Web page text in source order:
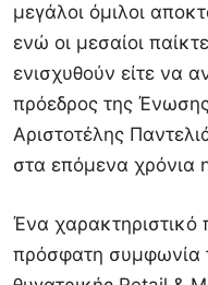
μεγάλοι όμιλοι
ενώ οι μεσαίοι
ενισχυθούν είτε να
πρόεδρος της
Αριστοτέλης
στα επόμενα χρόνια
Ένα χαρακτηριστικό
πρόσφατη συμφωνία